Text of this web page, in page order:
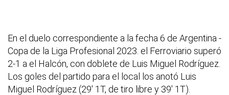
En el duelo correspondiente a la fecha 6 de Argentina -
Copa de la Liga Profesional 2023. el Ferroviario superó
2-1 a el Halcón, con doblete de Luis Miguel Rodríguez.
Los goles del partido para el local los anotó Luis
Miguel Rodríguez (29' 1T, de tiro libre y 39' 1T).